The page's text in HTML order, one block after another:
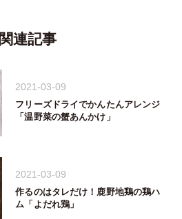
関連記事
2021-03-09
フリーズドライでかんたんアレンジ
「温野菜の蟹あんかけ」
2021-03-09
作るのはタレだけ！鹿野地鶏の鶏ハ
ム「よだれ鶏」